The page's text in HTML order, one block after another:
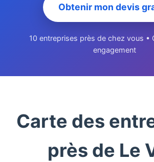
Obtenir mon devis
10 entreprises près de chez vous •
engagement
Carte des
près de Le